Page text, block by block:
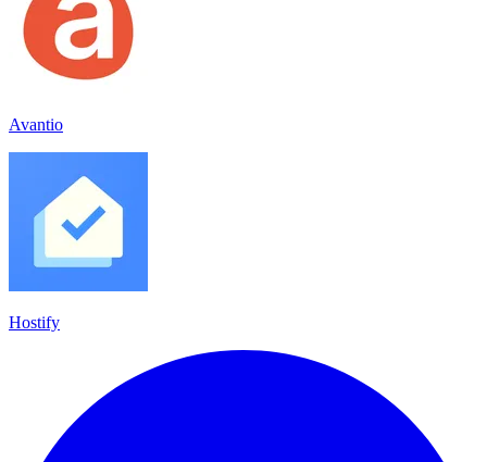
Avantio
Hostify